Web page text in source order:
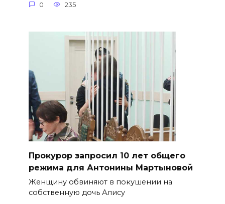
0 235
​Прокурор запросил 10 лет общего
режима для Антонины Мартыновой
Женщину обвиняют в покушении на
собственную дочь Алису